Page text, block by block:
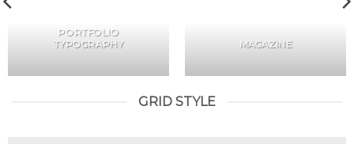
PORTFOLIO
TYPOGRAPHY
MAGAZINE
GRID STYLE